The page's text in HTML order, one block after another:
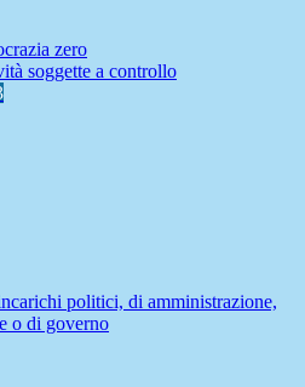
zero
soggette a controllo
politici, di amministrazione,
o di governo